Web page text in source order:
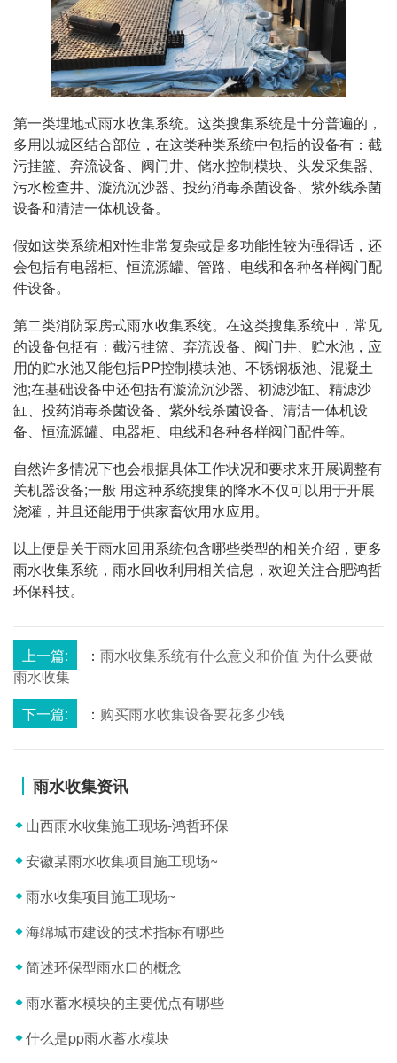
第一类埋地式雨水收集系统。这类搜集系统是十分普遍的，
多用以城区结合部位，在这类种类系统中包括的设备有：截
污挂篮、弃流设备、阀门井、储水控制模块、头发采集器、
污水检查井、漩流沉沙器、投药消毒杀菌设备、紫外线杀菌
设备和清洁一体机设备。
假如这类系统相对性非常复杂或是多功能性较为强得话，还
会包括有电器柜、恒流源罐、管路、电线和各种各样阀门配
件设备。
第二类消防泵房式雨水收集系统。在这类搜集系统中，常见
的设备包括有：截污挂篮、弃流设备、阀门井、贮水池，应
用的贮水池又能包括PP控制模块池、不锈钢板池、混凝土
池;在基础设备中还包括有漩流沉沙器、初滤沙缸、精滤沙
缸、投药消毒杀菌设备、紫外线杀菌设备、清洁一体机设
备、恒流源罐、电器柜、电线和各种各样阀门配件等。
自然许多情况下也会根据具体工作状况和要求来开展调整有
关机器设备;一般 用这种系统搜集的降水不仅可以用于开展
浇灌，并且还能用于供家畜饮用水应用。
以上便是关于雨水回用系统包含哪些类型的相关介绍，更多
雨水收集系统，雨水回收利用相关信息，欢迎关注合肥鸿哲
环保科技。
上一篇: ： 雨水收集系统有什么意义和价值 为什么要做
雨水收集
下一篇:
： 购买雨水收集设备要花多少钱
雨水收集资讯
山西雨水收集施工现场-鸿哲环保
安徽某雨水收集项目施工现场~
雨水收集项目施工现场~
海绵城市建设的技术指标有哪些
简述环保型雨水口的概念
雨水蓄水模块的主要优点有哪些
什么是pp雨水蓄水模块